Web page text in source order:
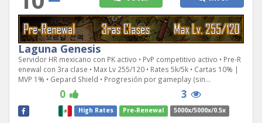
Laguna Genesis
Servidor HR mexicano con PK activo • PvP competitivo activo • Pre-R
enewal con 3ra clase • Max Lv 255/120 • Rates 5k/5k • Cartas 10% |
MVP 1% • Gepard Shield • Progresión por gameplay (sin...
0 3
High Rates Pre-Renewal 5000x/5000x/0.5x